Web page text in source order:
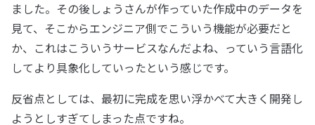
ました。その後しょうさんが作っていた作成中のデータを
見て、そこからエンジニア側でこういう機能が必要だと
か、これはこういうサービスなんだよね、っていう言語化
してより具象化していったという感じです。
反省点としては、最初に完成を思い浮かべて大きく開発し
ようとしすぎてしまった点ですね。